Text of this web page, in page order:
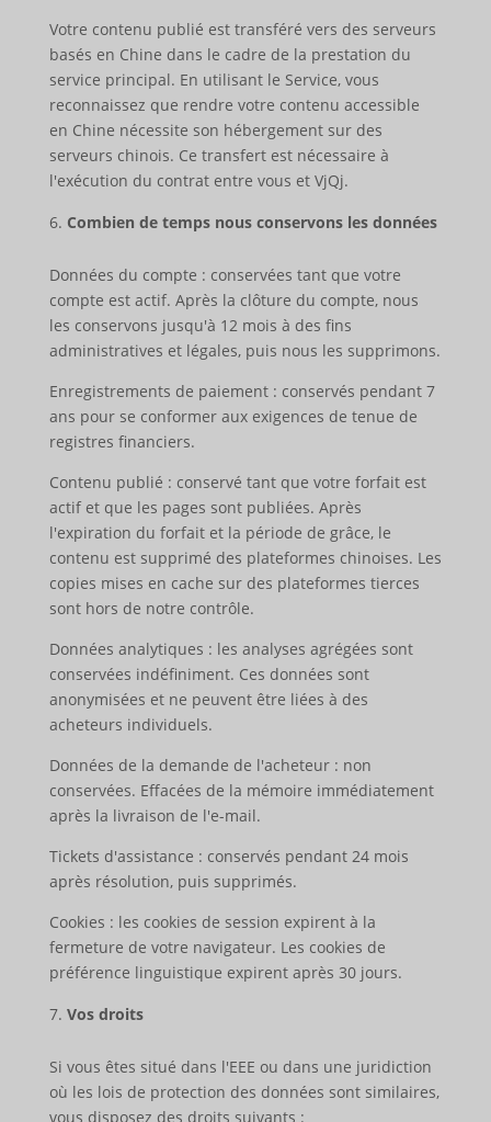
Votre contenu publié est transféré vers des serveurs
basés en Chine dans le cadre de la prestation du
service principal. En utilisant le Service, vous
reconnaissez que rendre votre contenu accessible
en Chine nécessite son hébergement sur des
serveurs chinois. Ce transfert est nécessaire à
l'exécution du contrat entre vous et VjQj.
Combien de temps nous conservons les données
Données du compte : conservées tant que votre
compte est actif. Après la clôture du compte, nous
les conservons jusqu'à 12 mois à des fins
administratives et légales, puis nous les supprimons.
Enregistrements de paiement : conservés pendant 7
ans pour se conformer aux exigences de tenue de
registres financiers.
Contenu publié : conservé tant que votre forfait est
actif et que les pages sont publiées. Après
l'expiration du forfait et la période de grâce, le
contenu est supprimé des plateformes chinoises. Les
copies mises en cache sur des plateformes tierces
sont hors de notre contrôle.
Données analytiques : les analyses agrégées sont
conservées indéfiniment. Ces données sont
anonymisées et ne peuvent être liées à des
acheteurs individuels.
Données de la demande de l'acheteur : non
conservées. Effacées de la mémoire immédiatement
après la livraison de l'e-mail.
Tickets d'assistance : conservés pendant 24 mois
après résolution, puis supprimés.
Cookies : les cookies de session expirent à la
fermeture de votre navigateur. Les cookies de
préférence linguistique expirent après 30 jours.
Vos droits
Si vous êtes situé dans l'EEE ou dans une juridiction
où les lois de protection des données sont similaires,
vous disposez des droits suivants :